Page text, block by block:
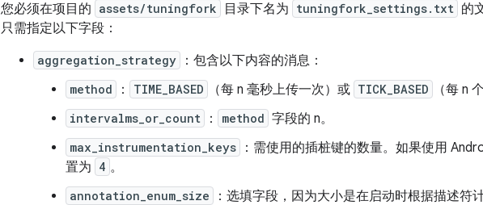
您必须在项目的 assets/tuningfork 目录下名为 tuningfork_settings.txt 的
只需指定以下字段：
aggregation_strategy ：包含以下内容的消息：
method ： TIME_BASED （每 n 毫秒上传一次）或 TICK_BASED （每 n
intervalms_or_count ： method 字段的 n。
max_instrumentation_keys
：需使用的插桩键的数量。如果使用
置为 4 。
annotation_enum_size ：选填字段，因为大小是在启动时根据描述符